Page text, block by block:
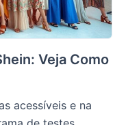
Veja Como
acessíveis e na